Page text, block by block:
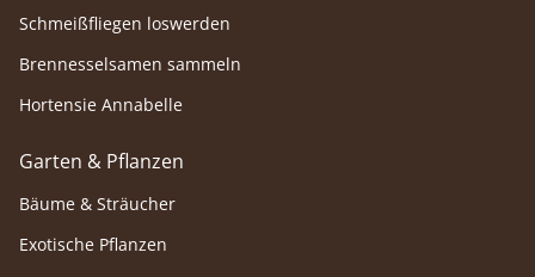
Schmeißfliegen loswerden
Brennesselsamen sammeln
Hortensie Annabelle
Garten & Pflanzen
Bäume & Sträucher
Exotische Pflanzen